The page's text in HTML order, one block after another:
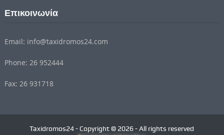
Επικοινωνία
Email: info@taxidromos24.com
Phone: 26 952444
Fax: 26 931718
Taxidromos24 - Copyright © 2026 - All rights reserved